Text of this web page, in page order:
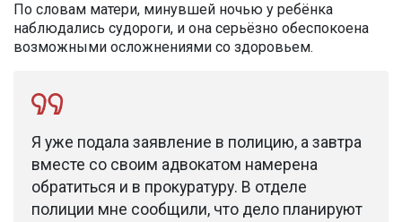
По словам матери, минувшей ночью у ребёнка
наблюдались судороги, и она серьёзно обеспокоена
возможными осложнениями со здоровьем.
Я уже подала заявление в полицию, а завтра
вместе со своим адвокатом намерена
обратиться и в прокуратуру. В отделе
полиции мне сообщили, что дело планируют